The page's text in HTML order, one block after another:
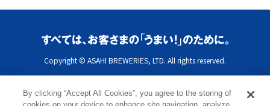
Copyright © ASAHI BREWERIES, LTD. All rights reserved.
By clicking “Accept All Cookies”, you agree to the storing of